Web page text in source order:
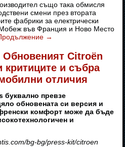
също така обмисля
смени през втората
фабрики за електрически
във Франция и Ново Место
→
Citroën
критиците и събра
отличия
буквално превзе
обновената си версия и
комфорт може да бъде
и
bg-bg/press-kit/citroen